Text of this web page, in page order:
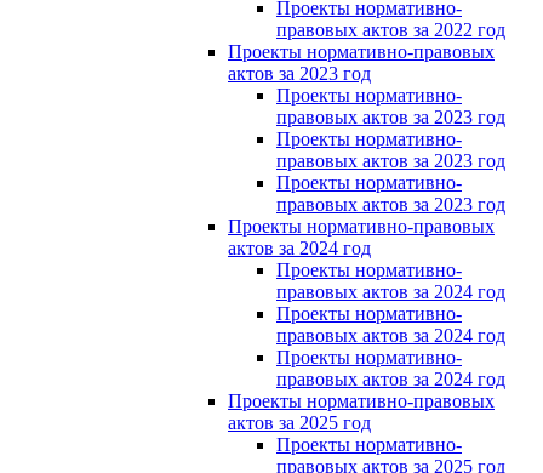
Проекты нормативно-
правовых актов за 2022 год
Проекты нормативно-правовых
актов за 2023 год
Проекты нормативно-
правовых актов за 2023 год
Проекты нормативно-
правовых актов за 2023 год
Проекты нормативно-
правовых актов за 2023 год
Проекты нормативно-правовых
актов за 2024 год
Проекты нормативно-
правовых актов за 2024 год
Проекты нормативно-
правовых актов за 2024 год
Проекты нормативно-
правовых актов за 2024 год
Проекты нормативно-правовых
актов за 2025 год
Проекты нормативно-
правовых актов за 2025 год